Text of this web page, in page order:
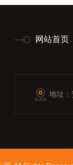
网站首页
地址